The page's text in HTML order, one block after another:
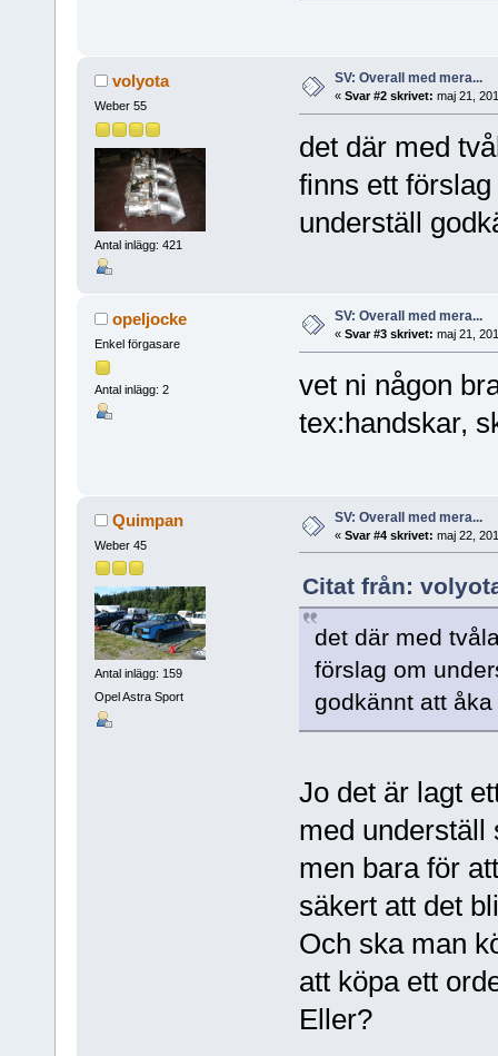
volyota
Weber 55
Antal inlägg: 421
SV: Overall med mera...
« Svar #2 skrivet: maj 21,
det där med
finns ett
underställ
opeljocke
Enkel förgasare
Antal inlägg: 2
SV: Overall med mera...
« Svar #3 skrivet: maj 21,
vet ni någon
tex:handskar,
Quimpan
Weber 45
Antal inlägg: 159
Opel Astra Sport
SV: Overall med mera...
« Svar #4 skrivet: maj 22,
Citat från:
det där med
förslag om
godkännt att
Jo det är lagt
med underställ
men bara för
säkert att det
Och ska man
att köpa ett
Eller?